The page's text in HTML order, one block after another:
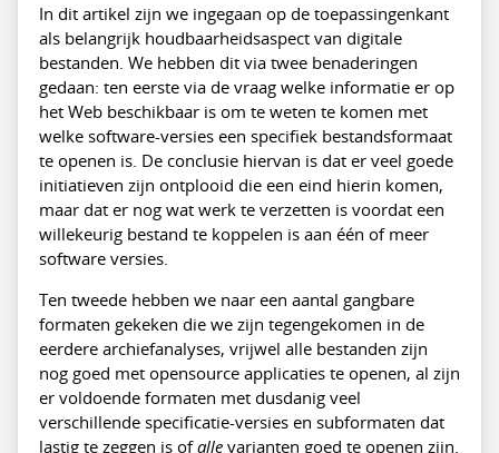
In dit artikel zijn we ingegaan op de toepassingenkant
als belangrijk houdbaarheidsaspect van digitale
bestanden. We hebben dit via twee benaderingen
gedaan: ten eerste via de vraag welke informatie er op
het Web beschikbaar is om te weten te komen met
welke software-versies een specifiek bestandsformaat
te openen is. De conclusie hiervan is dat er veel goede
initiatieven zijn ontplooid die een eind hierin komen,
maar dat er nog wat werk te verzetten is voordat een
willekeurig bestand te koppelen is aan één of meer
software versies.
Ten tweede hebben we naar een aantal gangbare
formaten gekeken die we zijn tegengekomen in de
eerdere archiefanalyses, vrijwel alle bestanden zijn
nog goed met opensource applicaties te openen, al zijn
er voldoende formaten met dusdanig veel
verschillende specificatie-versies en subformaten dat
lastig te zeggen is ofalle varianten goed te openen zijn.